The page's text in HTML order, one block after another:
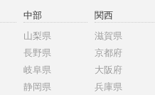
中部
山梨県
長野県
岐阜県
静岡県
関西
滋賀県
京都府
大阪府
兵庫県